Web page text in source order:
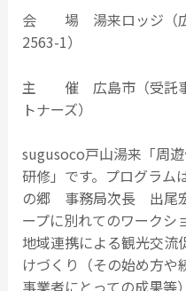
会 場 湯来ロッジ（広
2563-1）
主 催 広島市（受託事
トナーズ）
sugusoco戸山湯来「周
研修」です。プログラム
の郷 事務局次長 出尾
ープに別れてのワークシ
地域連携による観光交流
けづくり（その始め方や